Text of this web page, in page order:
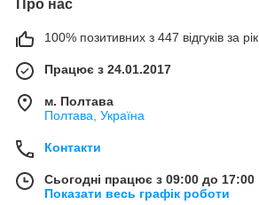
Про нас
100% позитивних з 447 відгуків за рік
Працює з 24.01.2017
м. Полтава
Полтава, Україна
Контакти
Сьогодні працює з 09:00 до 17:00
Показати весь графік роботи